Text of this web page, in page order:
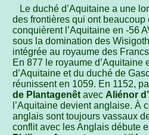
Le duché d’Aquitaine a une
des frontières qui ont
conquièrent l’Aquitaine en -56
sous la domination des
intégrée au royaume des
En 877 le royaume d’Aquitaine
d’Aquitaine et du duché de
réunissent en 1059. En 1152,
de Plantagenêt avec Aliénor
l’Aquitaine devient anglaise. À
anglais sont toujours vassaux
conflit avec les Anglais débute